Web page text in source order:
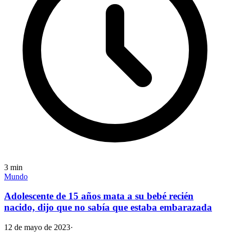
3 min
Mundo
Adolescente de 15 años mata a su bebé recién
nacido, dijo que no sabía que estaba embarazada
12 de mayo de 2023·